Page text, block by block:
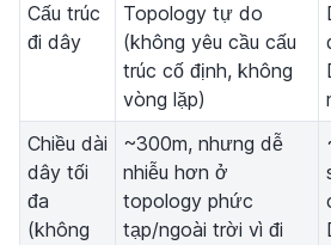
Cấu trúc
đi dây
Topology tự do
(không yêu cầu cấu
trúc cố định, không
vòng lặp)
Chiều dài
dây tối
đa
(không
~300m, nhưng dễ
nhiễu hơn ở
topology phức
tạp/ngoài trời vì đi